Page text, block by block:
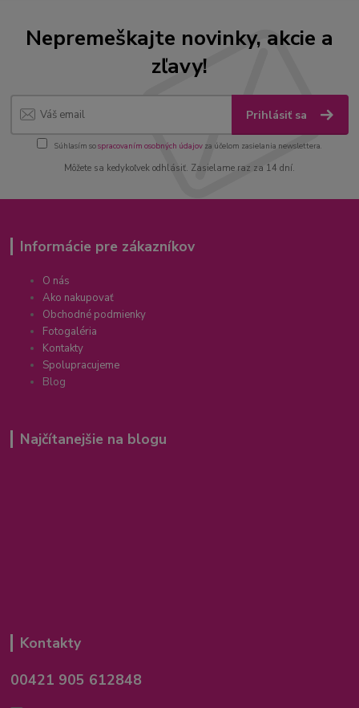
Nepremeškajte novinky, akcie a
zľavy!
Prihlásiť sa
Súhlasím sospracovaním osobných údajov za účelom zasielania newslettera.
Môžete sa kedykoľvek odhlásiť. Zasielame raz za 14 dní.
Informácie pre zákazníkov
O nás
Ako nakupovať
Obchodné podmienky
Fotogaléria
Kontakty
Spolupracujeme
Blog
Najčítanejšie na blogu
Kontakty
00421 905 612848